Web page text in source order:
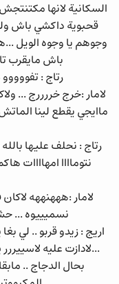
السكانية لانها
قحبوية داكشي باش
وجوهم يا وجوه الويل
باش مايقرب
رتاج :
لامار :خرج خررررج ...
ماايجي يقطع لينا
رتاج : نحلف عليها
نتوماااا امهاااات
لامار :هههنههه
نسميييوه ...
اريج : زيدو قربو .. لي
...لادازت عليه
بحال الدجاج ..